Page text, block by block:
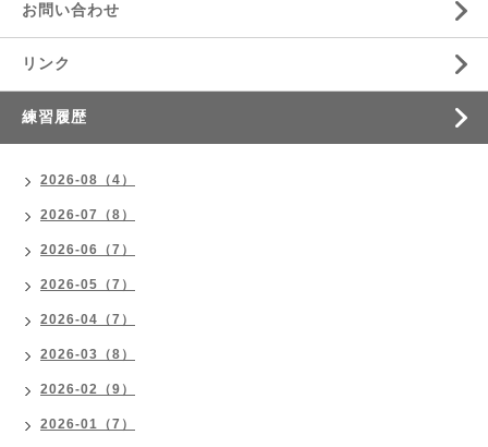
お問い合わせ
リンク
練習履歴
2026-08（4）
2026-07（8）
2026-06（7）
2026-05（7）
2026-04（7）
2026-03（8）
2026-02（9）
2026-01（7）